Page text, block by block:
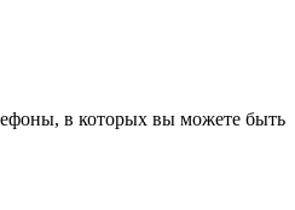
в которых вы можете быть